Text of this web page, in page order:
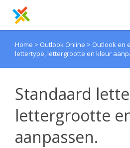
Kennisbank
Home > Outlook Online > Outlook en
lettertype, lettergrootte en kleur
Standaard
lettergrootte
aanpassen.